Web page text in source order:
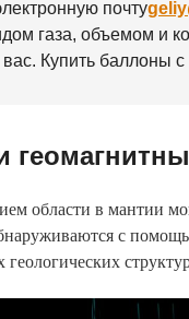
почту
газа, объемом и
вас. Купить баллоны
области в мантии
с